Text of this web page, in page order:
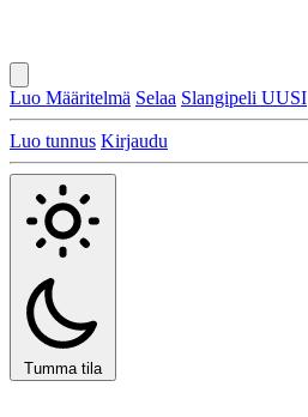
Luo Määritelmä Selaa Slangipeli UUSI
Luo tunnus Kirjaudu
Tumma tila